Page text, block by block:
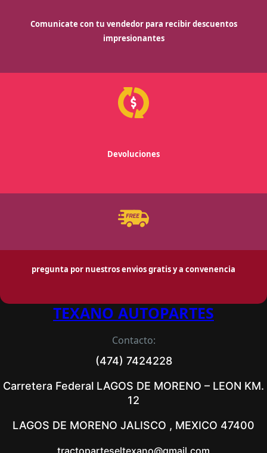
Comunicate con tu vendedor para recibir descuentos
impresionantes
Devoluciones
pregunta por nuestros envios gratis y a convenencia
TEXANO AUTOPARTES
Contacto:
(474) 7424228
Carretera Federal LAGOS DE MORENO – LEON KM.
12
LAGOS DE MORENO JALISCO , MEXICO 47400